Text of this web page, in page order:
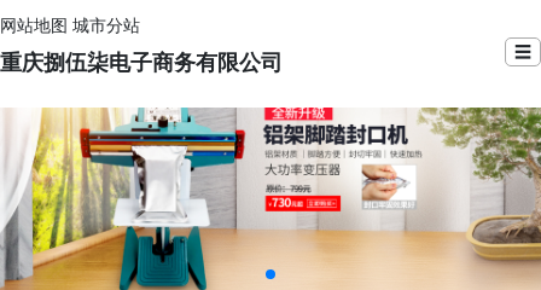
网站地图 城市分站
重庆捌伍柒电子商务有限公司 ☰